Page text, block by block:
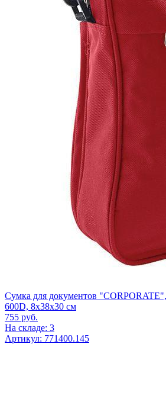
Сумка для документов
600D, 8х38х30 см
755 руб.
На складе: 3
Артикул: 771400.145